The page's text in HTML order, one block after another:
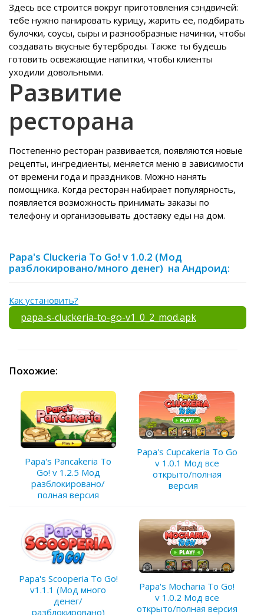
Здесь все строится вокруг приготовления сэндвичей:
тебе нужно панировать курицу, жарить ее, подбирать
булочки, соусы, сыры и разнообразные начинки, чтобы
создавать вкусные бутерброды. Также ты будешь
готовить освежающие напитки, чтобы клиенты
уходили довольными.
Развитие
ресторана
Постепенно ресторан развивается, появляются новые
рецепты, ингредиенты, меняется меню в зависимости
от времени года и праздников. Можно нанять
помощника. Когда ресторан набирает популярность,
появляется возможность принимать заказы по
телефону и организовывать доставку еды на дом.
Papa's Cluckeria To Go! v 1.0.2 (Мод
разблокировано/много денег) на Андроид:
Как установить?
papa-s-cluckeria-to-go-v1_0_2_mod.apk
Похожие:
Papa's Pancakeria To
Go! v 1.2.5 Мод
разблокировано/
полная версия
Papa's Cupcakeria To Go
v 1.0.1 Мод все
открыто/полная
версия
Papa's Scooperia To Go!
v1.1.1 (Мод много
денег/
разблокировано)
Papa's Mocharia To Go!
v 1.0.2 Мод все
открыто/полная версия